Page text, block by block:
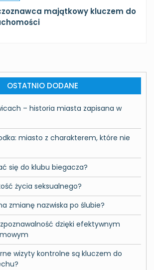
majątkowy kluczem do
OSTATNIO DODANE
– historia miasta zapisana w
miasto z charakterem, które nie
się do klubu biegacza?
życia seksualnego?
zmianę nazwiska po ślubie?
dzięki efektywnym
wizyty kontrolne są kluczem do